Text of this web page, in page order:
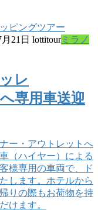
21日 lottitour ミラノ
レ
専用車送迎
ー・アウトレットへ
（ハイヤー）による
様専用の車両で、ド
します。ホテルから
りの際もお荷物を持
けます。